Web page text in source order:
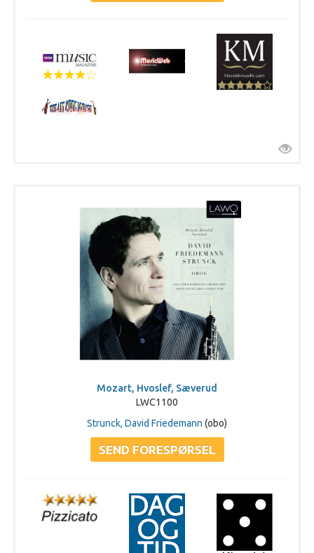
Mozart, Hvoslef, Sæverud
LWC1100
Strunck, David Friedemann (obo)